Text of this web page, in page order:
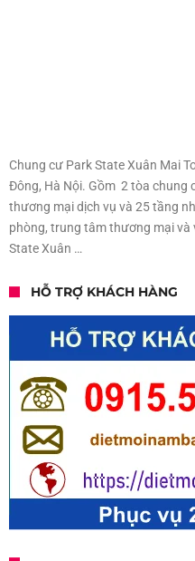
Chung cư Park State Xuân Mai
Đông, Hà Nội. Gồm 2 tòa chung
thương mại dịch vụ và 25 tầng
phòng, trung tâm thương mại và
State Xuân …
HỖ TRỢ KHÁCH HÀNG